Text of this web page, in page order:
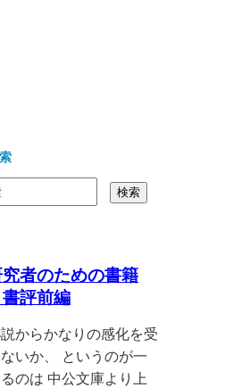
者のための書籍
書評前編
からかなりの感化を受
いか、 というのが一
のは 中公文庫より上